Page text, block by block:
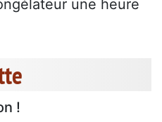
une heure
!